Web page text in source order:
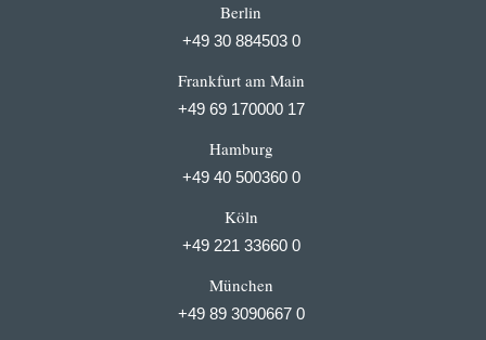
Berlin
+49 30 884503 0
Frankfurt am Main
+49 69 170000 17
Hamburg
+49 40 500360 0
Köln
+49 221 33660 0
München
+49 89 3090667 0